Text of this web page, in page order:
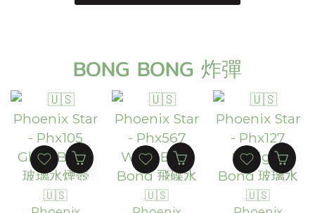
BONG BONG 炸彈
🇺🇸
🇺🇸
🇺🇸